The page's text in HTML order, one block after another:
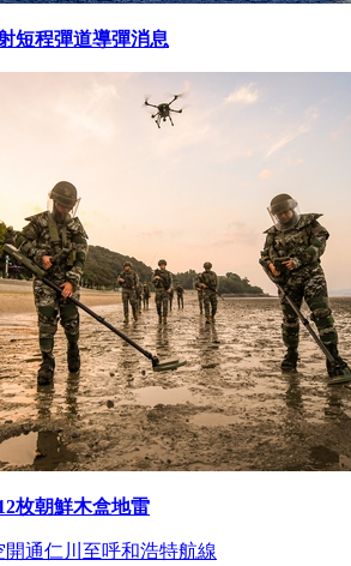
短程彈道導彈消息
枚朝鮮木盒地雷
通仁川至呼和浩特航線